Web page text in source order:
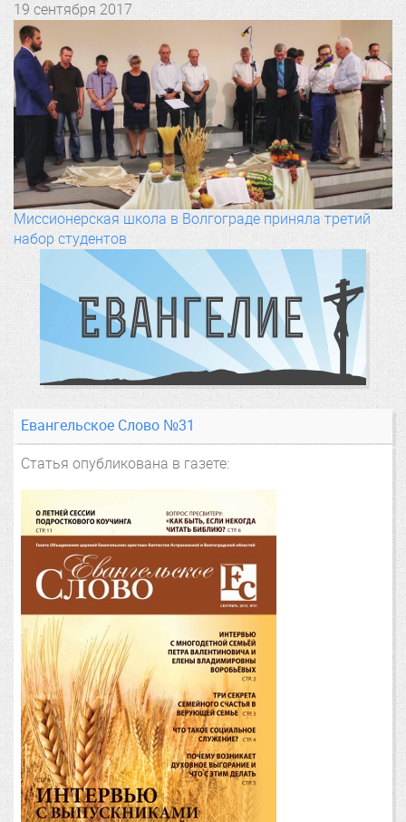
19 сентября 2017
Миссионерская школа в Волгограде приняла третий
набор студентов
Евангельское Слово №31
Статья опубликована в газете: